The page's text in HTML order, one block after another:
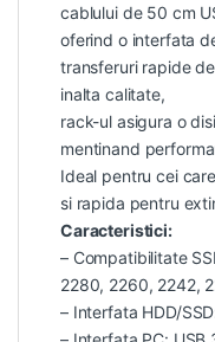
cablului de 50 cm
oferind o interfata
transferuri rapide
inalta calitate,
rack-ul asigura o
mentinand
Ideal pentru cei
si rapida pentru
Caracteristici:
– Compatibilitate
2280, 2260, 2242,
– Interfata HDD/